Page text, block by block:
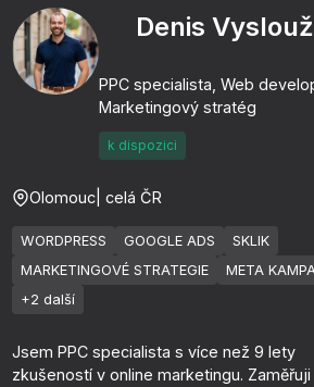
Denis
PPC specialista, Web
Marketingový stratég
k dispozici
Olomouc| celá ČR
WORDPRESS GOOGLE ADS
SKLIK
MARKETINGOVÉ STRATEGIE
META
+2 další
Jsem PPC specialista s více než 9 lety
zkušeností v online marketingu. Zaměřuji